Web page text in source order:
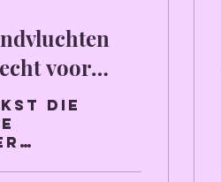
voor
die